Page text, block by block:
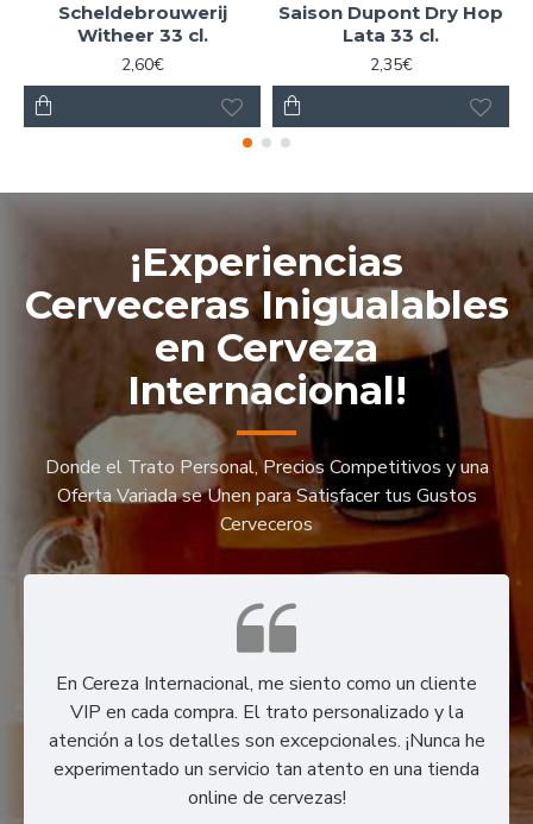
Scheldebrouwerij
Witheer 33 cl.
2,60€
Saison Dupont Dry Hop
Lata 33 cl.
2,35€
¡Experiencias
Cerveceras Inigualables
en Cerveza
Internacional!
Donde el Trato Personal, Precios Competitivos y una
Oferta Variada se Unen para Satisfacer tus Gustos
Cerveceros
En Cereza Internacional, me siento como un cliente
VIP en cada compra. El trato personalizado y la
atención a los detalles son excepcionales. ¡Nunca he
experimentado un servicio tan atento en una tienda
online de cervezas!